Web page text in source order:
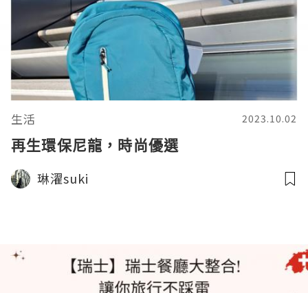
生活 2023.10.02
再生環保尼龍，時尚優選
琳濯suki